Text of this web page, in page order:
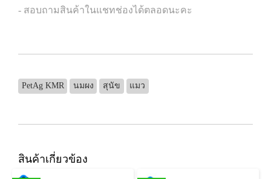
- สอบถามสินค้าในแชทช่องได้ตลอดนะคะ
PetAg KMR นมผง สุนัข แมว
สินค้าเกี่ยวข้อง